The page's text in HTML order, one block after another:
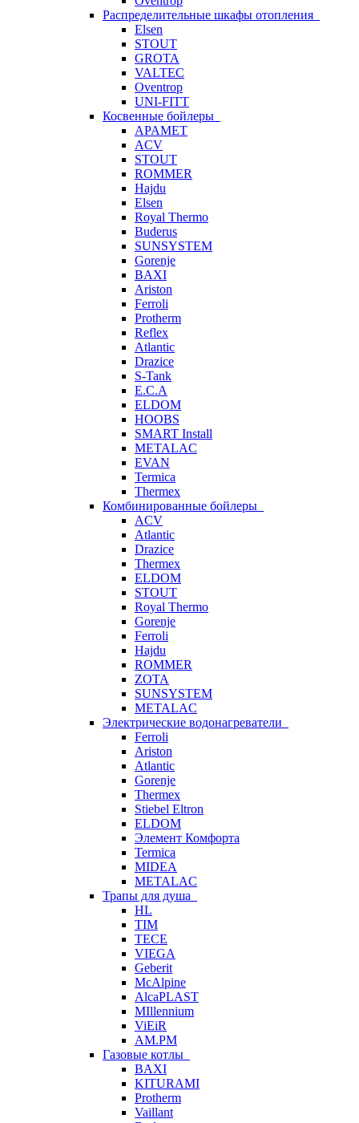
Распределительные шкафы отопления
Elsen
STOUT
GROTA
VALTEC
Oventrop
UNI-FITT
Косвенные бойлеры
APAMET
ACV
STOUT
ROMMER
Hajdu
Elsen
Royal Thermo
Buderus
SUNSYSTEM
Gorenje
BAXI
Ariston
Ferroli
Protherm
Reflex
Atlantic
Drazice
S-Tank
E.C.A
ELDOM
HOOBS
SMART Install
METALAC
EVAN
Termica
Thermex
Комбинированные бойлеры
ACV
Atlantic
Drazice
Thermex
ELDOM
STOUT
Royal Thermo
Gorenje
Ferroli
Hajdu
ROMMER
ZOTA
SUNSYSTEM
METALAC
Электрические водонагреватели
Ferroli
Ariston
Atlantic
Gorenje
Thermex
Stiebel Eltron
ELDOM
Элемент Комфорта
Termica
MIDEA
METALAC
Трапы для душа
HL
TIM
TECE
VIEGA
Geberit
McAlpine
AlcaPLAST
MIllennium
ViEiR
AM.PM
Газовые котлы
BAXI
KITURAMI
Protherm
Vaillant